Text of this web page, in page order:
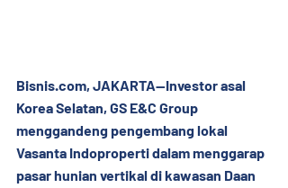
Bisnis.com, JAKARTA—Investor asal
Korea Selatan, GS E&C Group
menggandeng pengembang lokal
Vasanta Indoproperti dalam menggarap
pasar hunian vertikal di kawasan Daan